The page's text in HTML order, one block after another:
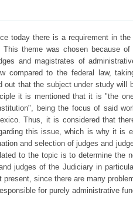
today there is a requirement in
This theme was chosen because
and magistrates of
compared to the federal law,
out that the subject under study will
it is mentioned that it is "the
being the focus of said
Thus, it is considered that
this issue, which is why it is
and selection of judges and
to the topic is to determine the
judges of the Judiciary in
since there are many
for purely administrative